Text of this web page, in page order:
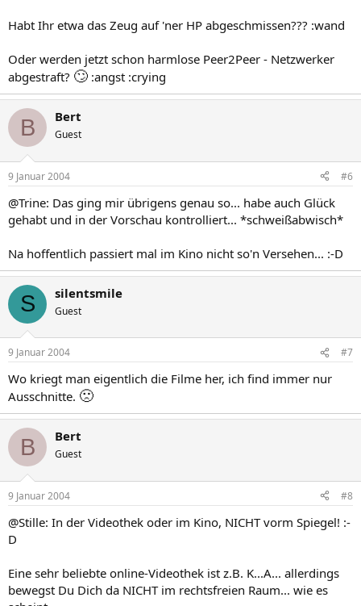
Habt Ihr etwa das Zeug auf 'ner HP abgeschmissen??? :wand
Oder werden jetzt schon harmlose Peer2Peer - Netzwerker
abgestraft? 🙄 :angst :crying
B Bert
Guest
9 Januar 2004 #6
@Trine: Das ging mir übrigens genau so... habe auch Glück
gehabt und in der Vorschau kontrolliert... *schweißabwisch*
Na hoffentlich passiert mal im Kino nicht so'n Versehen... :-D
S silentsmile
Guest
9 Januar 2004 #7
Wo kriegt man eigentlich die Filme her, ich find immer nur
Ausschnitte. 🙁
B Bert
Guest
9 Januar 2004 #8
@Stille: In der Videothek oder im Kino, NICHT vorm Spiegel! :-
D
Eine sehr beliebte online-Videothek ist z.B. K...A... allerdings
bewegst Du Dich da NICHT im rechtsfreien Raum... wie es